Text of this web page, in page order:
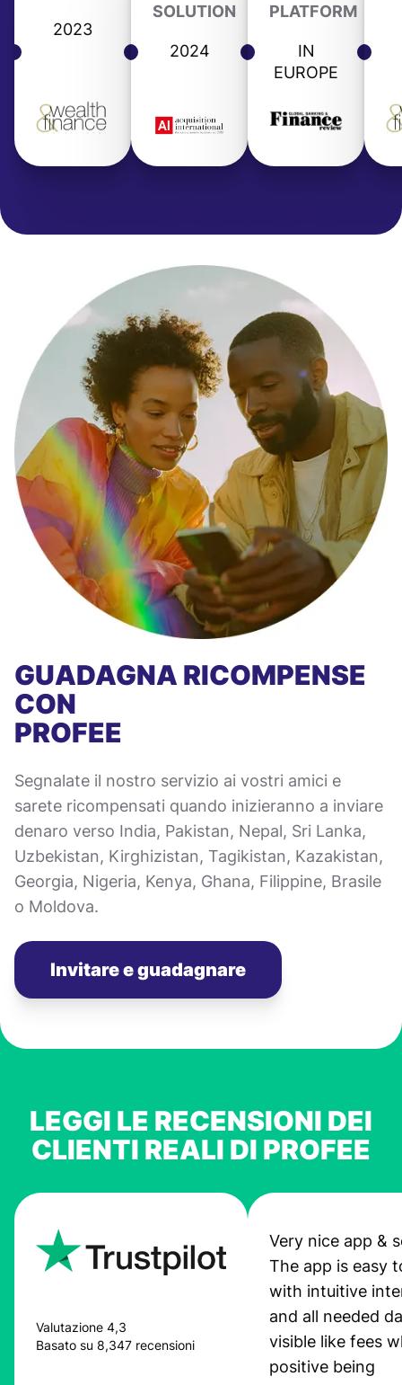
2023
SOLUTION
2024
PLATFORM
IN
EUROPE
GUADAGNA RICOMPENSE
CON
PROFEE
Segnalate il nostro servizio ai vostri amici e
sarete ricompensati quando inizieranno a inviare
denaro verso India, Pakistan, Nepal, Sri Lanka,
Uzbekistan, Kirghizistan, Tagikistan, Kazakistan,
Georgia, Nigeria, Kenya, Ghana, Filippine, Brasile
o Moldova.
Invitare e guadagnare
LEGGI LE RECENSIONI DEI
CLIENTI REALI DI PROFEE
Valutazione 4,3
Basato su 8,347 recensioni
Very nice app &
The app is easy
with intuitive
and all needed
visible like fees
positive being